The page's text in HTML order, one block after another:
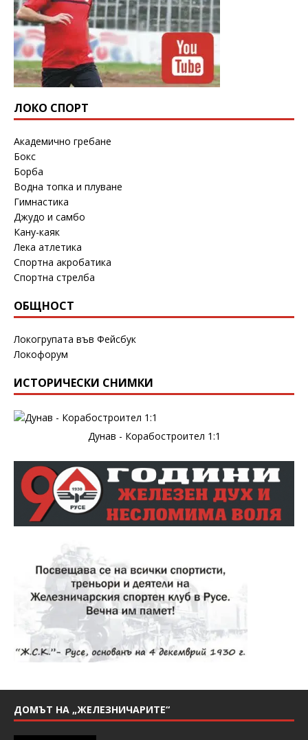
ЛОКО СПОРТ
Академично гребане
Бокс
Борба
Водна топка и плуване
Гимнастика
Джудо и самбо
Кану-каяк
Лека атлетика
Спортна акробатика
Спортна стрелба
ОБЩНОСТ
Локогрупата във Фейсбук
Локофорум
ИСТОРИЧЕСКИ СНИМКИ
Дунав - Корабостроител 1:1
ДОМЪТ НА „ЖЕЛЕЗНИЧАРИТЕ“